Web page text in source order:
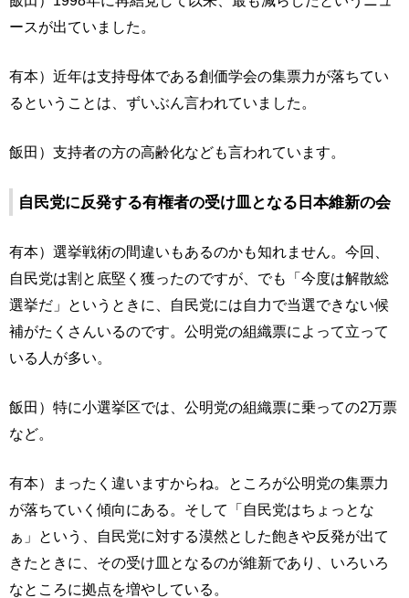
ースが出ていました。
有本）近年は支持母体である創価学会の集票力が落ちてい
るということは、ずいぶん言われていました。
飯田）支持者の方の高齢化なども言われています。
自民党に反発する有権者の受け皿となる日本維新の会
有本）選挙戦術の間違いもあるのかも知れません。今回、
自民党は割と底堅く獲ったのですが、でも「今度は解散総
選挙だ」というときに、自民党には自力で当選できない候
補がたくさんいるのです。公明党の組織票によって立って
いる人が多い。
飯田）特に小選挙区では、公明党の組織票に乗っての2万票
など。
有本）まったく違いますからね。ところが公明党の集票力
が落ちていく傾向にある。そして「自民党はちょっとな
ぁ」という、自民党に対する漠然とした飽きや反発が出て
きたときに、その受け皿となるのが維新であり、いろいろ
なところに拠点を増やしている。